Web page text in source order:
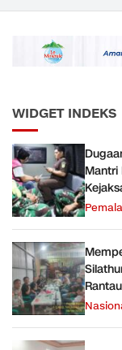
WIDGET INDEKS
Mantri